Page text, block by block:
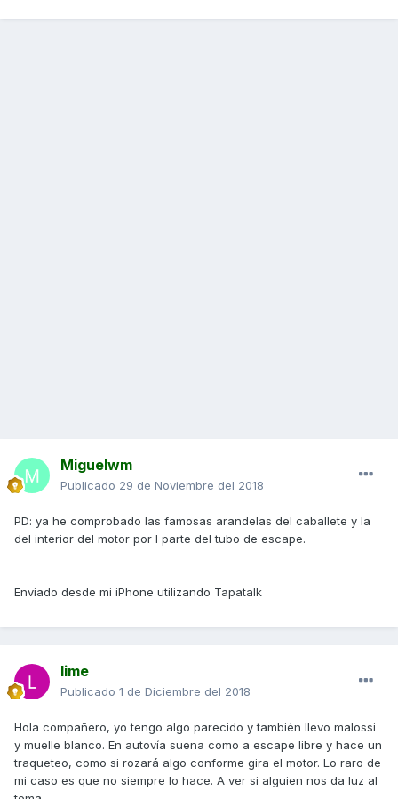
Miguelwm
Publicado 29 de Noviembre del 2018
PD: ya he comprobado las famosas arandelas del caballete y la
del interior del motor por l parte del tubo de escape.
Enviado desde mi iPhone utilizando Tapatalk
lime
Publicado 1 de Diciembre del 2018
Hola compañero, yo tengo algo parecido y también llevo malossi
y muelle blanco. En autovía suena como a escape libre y hace un
traqueteo, como si rozará algo conforme gira el motor. Lo raro de
mi caso es que no siempre lo hace. A ver si alguien nos da luz al